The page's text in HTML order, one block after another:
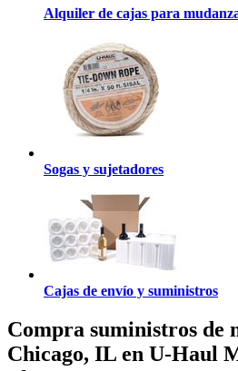
Alquiler de cajas para
Sogas y sujetadores
Cajas de envío y suministros
Compra suministros de
Chicago, IL en U-Haul